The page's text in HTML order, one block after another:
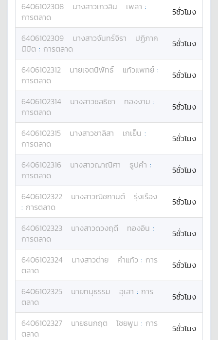
6406102308 นางสาวเกวลิน เพลา :
การตลาด
5ชั่วโมง
6406102309 นางสาวจันทร์จิรา
ปฏิภาค
นิมิต : การตลาด 5ชั่วโมง
6406102312 นายเจตนิพัทธ์ แก้วแพทย์ :
การตลาด
5ชั่วโมง
6406102314 นางสาวชลธิชา ทองงาม :
การตลาด
5ชั่วโมง
6406102315 นางสาวชาลิสา เกเย็น :
การตลาด
5ชั่วโมง
6406102316 นางสาวญาณิศา ธูปคำ :
การตลาด
5ชั่วโมง
6406102322 นางสาวณิชกานต์
รุ่งเรือง
: การตลาด 5ชั่วโมง
6406102323 นางสาวดวงฤดี ทองอิน :
การตลาด
5ชั่วโมง
6406102324 นางสาวต่าย คำแก้ว : การ
ตลาด
5ชั่วโมง
6406102325 นายทนุธรรม อุเลา : การ
ตลาด
5ชั่วโมง
6406102327 นายธนกฤต ไชยพูน : การ
ตลาด
5ชั่วโมง